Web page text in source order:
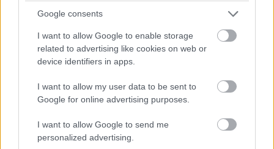
Google consents
I want to allow Google to enable storage
related to advertising like cookies on web or
device identifiers in apps.
I want to allow my user data to be sent to
Google for online advertising purposes.
I want to allow Google to send me
personalized advertising.
egy hatalmas, 150 milliós piacon
szilárdíthatja meg pozícióját, és erősítheti a
jüan szerepét.
Mindezt azzal érheti el, hogy a nyugati
vállalatok kivonulásával a kínai cégek új
lehetőséget kapnak a technológiai újításokban
nem bővelkedő orosz piacon. Különösen a